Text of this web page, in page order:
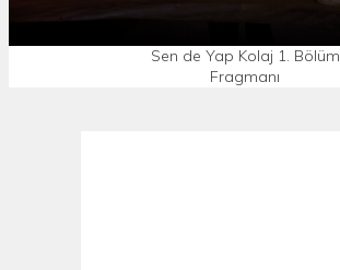
Sen de Yap Kolaj 1. Bölüm
Fragmanı